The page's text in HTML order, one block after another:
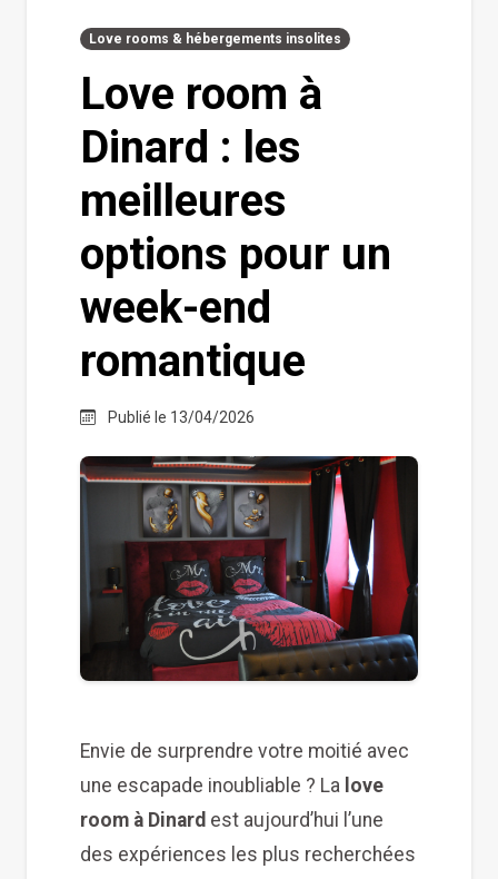
Love rooms & hébergements insolites
Love room à
Dinard : les
meilleures
options pour un
week-end
romantique
Publié le 13/04/2026
Médias
Envie de surprendre votre moitié avec
une escapade inoubliable ? La love
room à Dinard est aujourd’hui l’une
des expériences les plus recherchées